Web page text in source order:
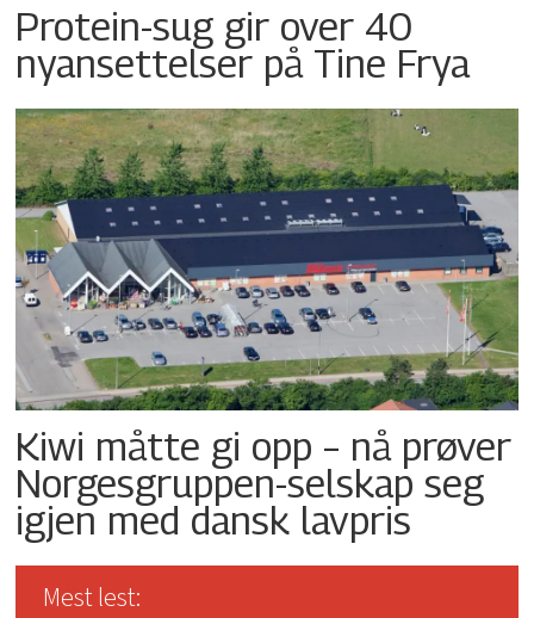
Protein-sug gir over 40
nyansettelser på Tine Frya
Kiwi måtte gi opp – nå prøver
Norgesgruppen-selskap seg
igjen med dansk lavpris
Mest lest: